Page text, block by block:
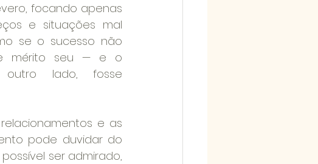
focando apenas
e situações mal
se o sucesso não
mérito seu — e o
outro lado, fosse
e as
pode duvidar do
ser admirado,